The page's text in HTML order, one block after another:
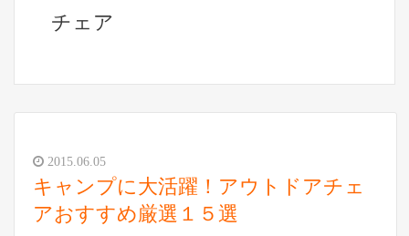
チェア
2015.06.05
キャンプに大活躍！アウトドアチェ
アおすすめ厳選１５選